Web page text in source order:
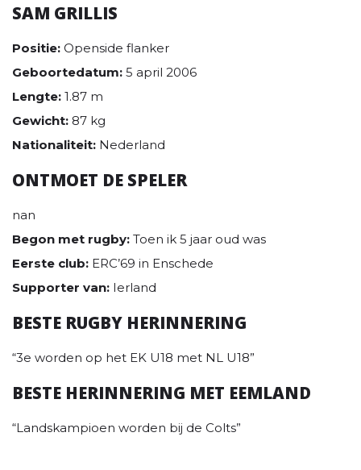
SAM GRILLIS
Positie: Openside flanker
Geboortedatum: 5 april 2006
Lengte: 1.87 m
Gewicht: 87 kg
Nationaliteit: Nederland
ONTMOET DE SPELER
nan
Begon met rugby: Toen ik 5 jaar oud was
Eerste club: ERC’69 in Enschede
Supporter van: Ierland
BESTE RUGBY HERINNERING
“3e worden op het EK U18 met NL U18”
BESTE HERINNERING MET EEMLAND
“Landskampioen worden bij de Colts”